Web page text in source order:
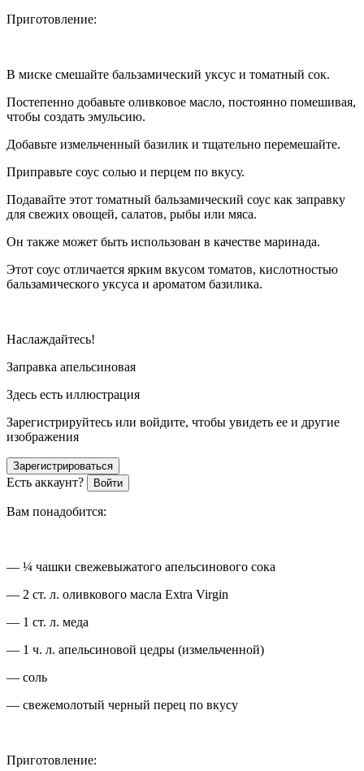
Приготовление:
В миске смешайте бальзамический уксус и томатный сок.
Постепенно добавьте оливковое масло, постоянно помешивая,
чтобы создать эмульсию.
Добавьте измельченный базилик и тщательно перемешайте.
Приправьте соус солью и перцем по вкусу.
Подавайте этот томатный бальзамический соус как заправку
для свежих овощей, салатов, рыбы или мяса.
Он также может быть использован в качестве маринада.
Этот соус отличается ярким вкусом томатов, кислотностью
бальзамического уксуса и ароматом базилика.
Наслаждайтесь!
Заправка апельсиновая
Здесь есть иллюстрация
Зарегистрируйтесь или войдите, чтобы увидеть ее и другие
изображения
Зарегистрироваться
Есть аккаунт? Войти
Вам понадобится:
— ¼ чашки свежевыжатого апельсинового сока
— 2 ст. л. оливкового масла Extra Virgin
— 1 ст. л. меда
— 1 ч. л. апельсиновой цедры (измельченной)
— соль
— свежемолотый черный перец по вкусу
Приготовление: